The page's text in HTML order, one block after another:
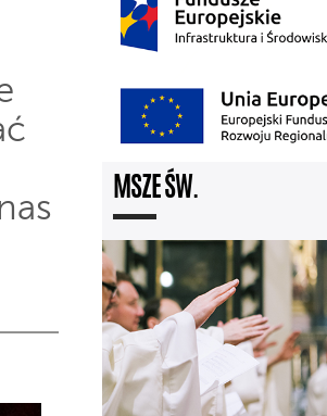
MSZE ŚW.